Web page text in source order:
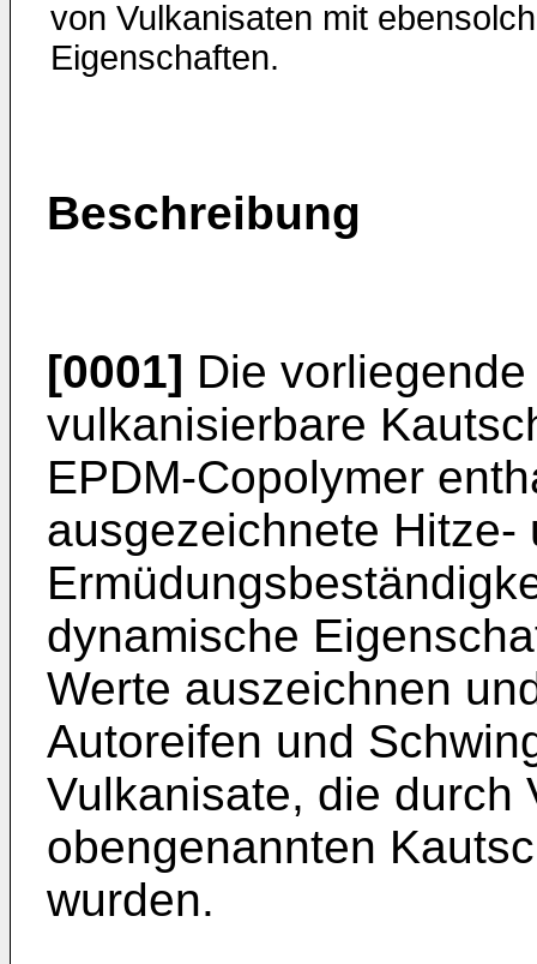
von Vulkanisaten mit
Eigenschaften.
Beschreibung
[0001] Die
vulkanisierbare
EPDM-Copolymer
ausgezeichnete Hitze-
dynamische
Werte auszeichnen
Autoreifen und
Vulkanisate, die durch
obengenannten
wurden.